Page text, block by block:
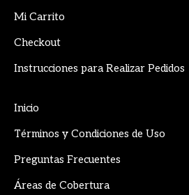
windowwindow
Mi Carrito
Checkout
Instrucciones para Realizar Pedidos
Inicio
Términos y Condiciones de Uso
Preguntas Frecuentes
Áreas de Cobertura